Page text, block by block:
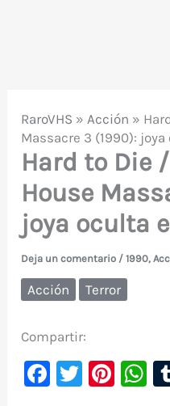
RaroVHS »Acción »
Massacre 3 (1990): joya
Hard to Die
House
joya oculta
Deja un comentario /1990,
Acción Terror
Compartir:
F
T
Pi W